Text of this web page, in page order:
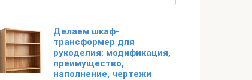
Делаем шкаф-
трансформер для
рукоделия: модификация,
преимущество,
наполнение, чертежи